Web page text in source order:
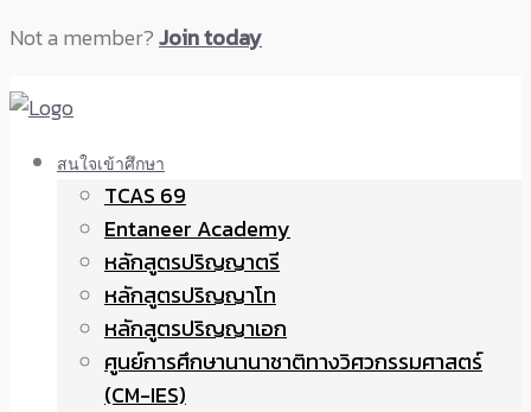
Not a member?Join today
สนใจเข้าศึกษา
TCAS 69
Entaneer Academy
หลักสูตรปริญญาตรี
หลักสูตรปริญญาโท
หลักสูตรปริญญาเอก
ศูนย์การศึกษานานาชาติทางวิศวกรรมศาสตร์
(CM-IES)